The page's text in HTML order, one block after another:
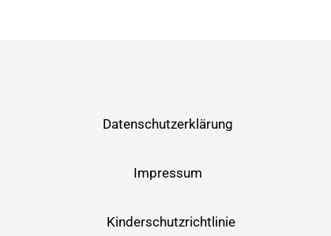
Datenschutzerklärung
Impressum
Kinderschutzrichtlinie